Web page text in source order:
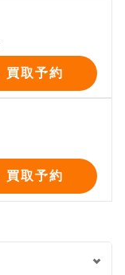
買取予約
買取予約